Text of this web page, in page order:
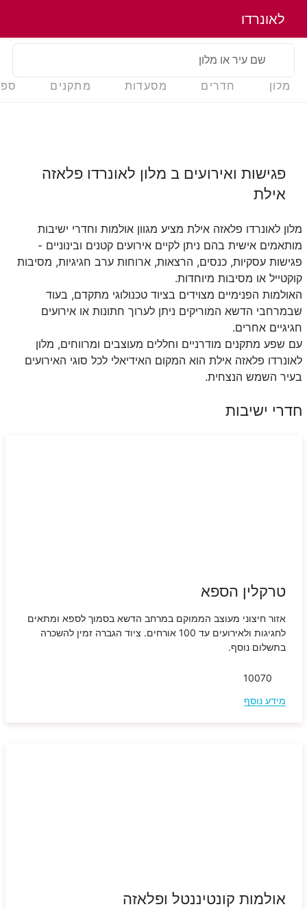
לאונרדו
שם עיר או מלון
מלון חדרים מסעדות מתקנים
פגישות ואירועים ב מלון לאונרדו פלאזה
אילת
מלון לאונרדו פלאזה אילת מציע מגוון אולמות וחדרי ישיבות
מותאמים אישית בהם ניתן לקיים אירועים קטנים ובינוניים -
פגישות עסקיות, כנסים, הרצאות, ארוחות ערב חגיגיות, מסיבות
קוקטייל או מסיבות מיוחדות.
האולמות הפנימיים מצוידים בציוד טכנולוגי מתקדם, בעוד
שבמרחבי הדשא המוריקים ניתן לערוך חתונות או אירועים
חגיגיים אחרים.
עם שפע מתקנים מודרניים וחללים מעוצבים ומרווחים, מלון
לאונרדו פלאזה אילת הוא המקום האידיאלי לכל סוגי האירועים
בעיר השמש הנצחית.
חדרי ישיבות
טרקלין הספא
אזור חיצוני מעוצב הממוקם במרחב הדשא בסמוך לספא ומתאים
לחגיגות ולאירועים עד 100 אורחים. ציוד הגברה זמין להשכרה
בתשלום נוסף.
70
100
מידע נוסף
אולמות קונטיננטל ופלאזה